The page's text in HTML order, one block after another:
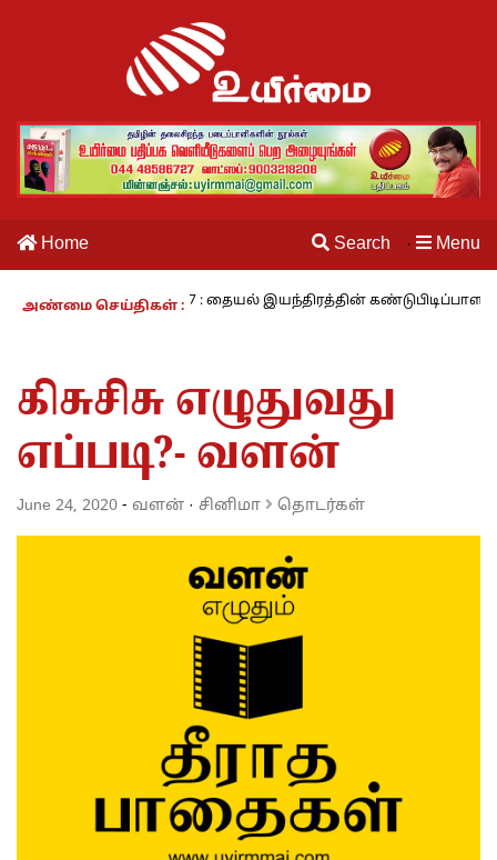
Home Search · Menu
அண்மை செய்திகள் :
வாழும் காலம் – 27 : தையல் இயந்திரத்தின் கண்டுபிடிப்பாளர் யார்? -
கிசுசிசு எழுதுவது
எப்படி?- வளன்
June 24, 2020 - வளன் · சினிமா தொடர்கள்